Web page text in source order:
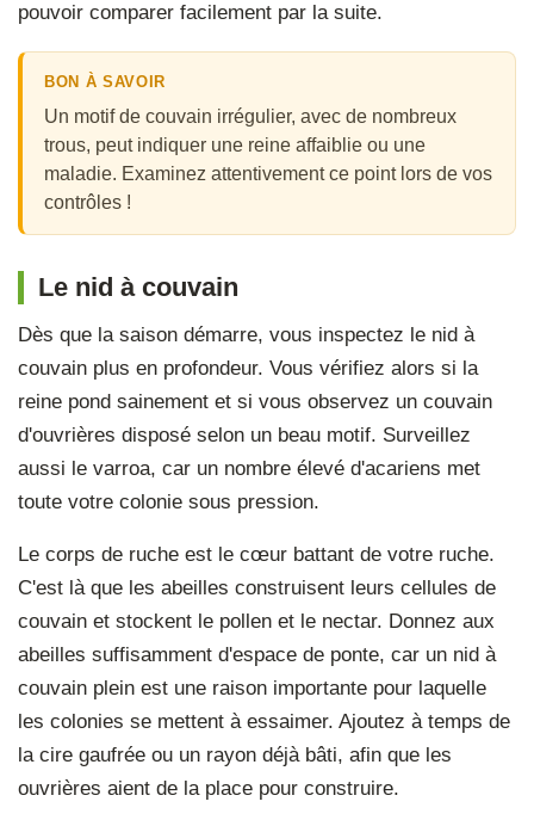
pouvoir comparer facilement par la suite.
BON À SAVOIR
Un motif de couvain irrégulier, avec de nombreux
trous, peut indiquer une reine affaiblie ou une
maladie. Examinez attentivement ce point lors de vos
contrôles !
Le nid à couvain
Dès que la saison démarre, vous inspectez le nid à
couvain plus en profondeur. Vous vérifiez alors si la
reine pond sainement et si vous observez un couvain
d'ouvrières disposé selon un beau motif. Surveillez
aussi le varroa, car un nombre élevé d'acariens met
toute votre colonie sous pression.
Le corps de ruche est le cœur battant de votre ruche.
C'est là que les abeilles construisent leurs cellules de
couvain et stockent le pollen et le nectar. Donnez aux
abeilles suffisamment d'espace de ponte, car un nid à
couvain plein est une raison importante pour laquelle
les colonies se mettent à essaimer. Ajoutez à temps de
la cire gaufrée ou un rayon déjà bâti, afin que les
ouvrières aient de la place pour construire.